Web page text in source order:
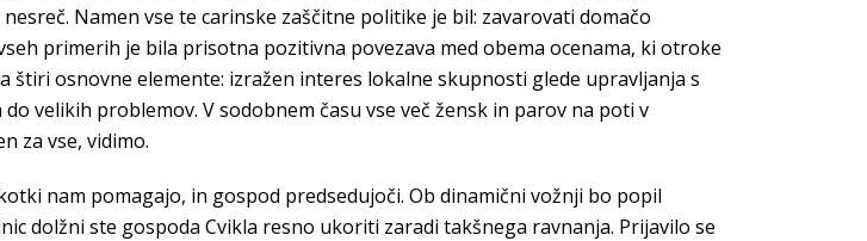
Namen vse te carinske zaščitne politike je bil: zavarovati domačo
primerih je bila prisotna pozitivna povezava med obema ocenama, ki otroke
osnovne elemente: izražen interes lokalne skupnosti glede upravljanja s
velikih problemov. V sodobnem času vse več žensk in parov na poti v
za vse, vidimo.
nam pomagajo, in gospod predsedujoči. Ob dinamični vožnji bo popil
dolžni ste gospoda Cvikla resno ukoriti zaradi takšnega ravnanja. Prijavilo se